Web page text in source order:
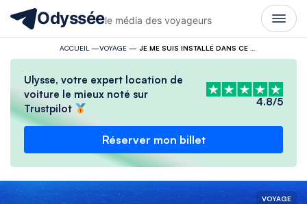
Odysséele média des voyageurs
ACCUEIL —VOYAGE—
Ulysse, votre expert location de
voiture le mieux noté sur
Trustpilot
4.8/5
Réserver mon billet
VOYAGE